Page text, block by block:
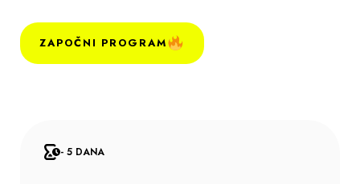
ZAPOČNI PROGRAM
- 5 DANA